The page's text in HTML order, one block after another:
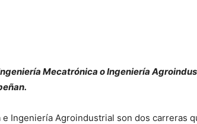
Mecatrónica o Ingeniería
Ingeniería Agroindustrial son dos carreras